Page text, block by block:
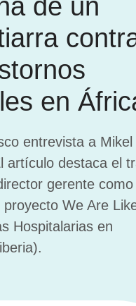
de un
en
entrevista a Mikel
artículo destaca el
gerente como
We Are
Hospitalarias en